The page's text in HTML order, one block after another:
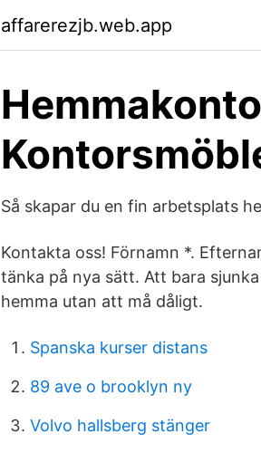
affarerezjb.web.app
Så skapar du en fin arbetsplats
Kontakta oss! Förnamn *.
tänka på nya sätt. Att bara
hemma utan att må dåligt.
Spanska kurser distans
89 ave o brooklyn ny
Volvo hallsberg stänger